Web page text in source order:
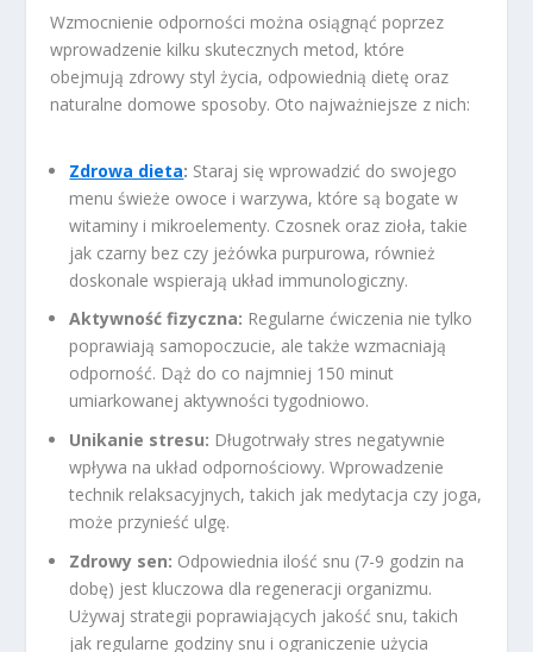
Wzmocnienie odporności można osiągnąć poprzez
wprowadzenie kilku skutecznych metod, które
obejmują zdrowy styl życia, odpowiednią dietę oraz
naturalne domowe sposoby. Oto najważniejsze z nich:
Zdrowa dieta: Staraj się wprowadzić do swojego
menu świeże owoce i warzywa, które są bogate w
witaminy i mikroelementy. Czosnek oraz zioła, takie
jak czarny bez czy jeżówka purpurowa, również
doskonale wspierają układ immunologiczny.
Aktywność fizyczna: Regularne ćwiczenia nie tylko
poprawiają samopoczucie, ale także wzmacniają
odporność. Dąż do co najmniej 150 minut
umiarkowanej aktywności tygodniowo.
Unikanie stresu: Długotrwały stres negatywnie
wpływa na układ odpornościowy. Wprowadzenie
technik relaksacyjnych, takich jak medytacja czy joga,
może przynieść ulgę.
Zdrowy sen: Odpowiednia ilość snu (7-9 godzin na
dobę) jest kluczowa dla regeneracji organizmu.
Używaj strategii poprawiających jakość snu, takich
jak regularne godziny snu i ograniczenie użycia